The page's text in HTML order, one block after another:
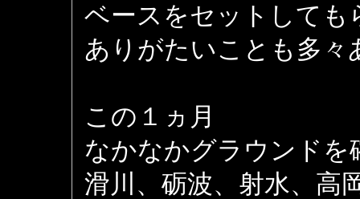
ベースをセットしても
ありがたいことも多々
この１ヵ月
なかなかグラウンド
滑川、砺波、射水、高